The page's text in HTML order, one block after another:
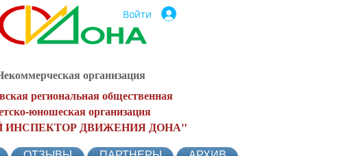
Войти
организация
региональная общественная
юношеская организация
ДВИЖЕНИЯ ДОНА"